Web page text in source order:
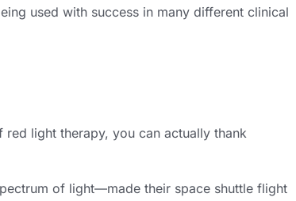
used with success in many different clinical
red light therapy, you can actually thank
of light—made their space shuttle flight